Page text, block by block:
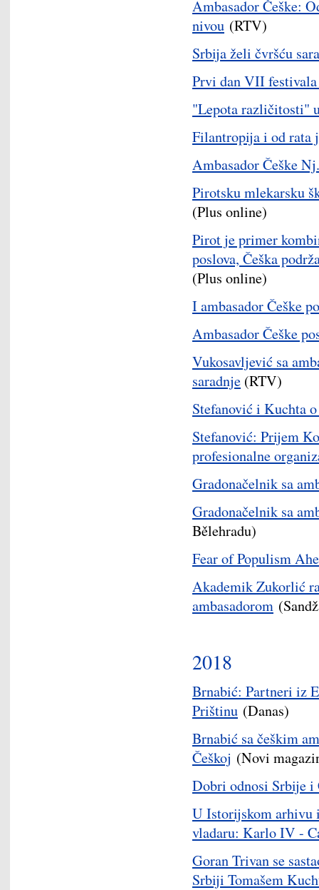
Ambasador Češke:
nivou (RTV)
Srbija želi čvršću
Prvi dan VII
"Lepota različitosti"
Filantropija i od rata
Ambasador Češke
Pirotsku mlekarsku
(Plus online)
Pirot je primer
poslova, Češka
(Plus online)
I ambasador Češke
Ambasador Češke
Vukosavljević sa
saradnje (RTV)
Stefanović i Kuchta
Stefanović: Prijem
profesionalne
Gradonačelnik sa
Gradonačelnik sa
Bělehradu)
Fear of Populism
Akademik Zukorlić
ambasadorom
2018
Brnabić: Partneri iz
Prištinu (Danas)
Brnabić sa češkim
Češkoj (Novi
Dobri odnosi Srbije i
U Istorijskom arhivu
vladaru: Karlo IV -
Goran Trivan se
Srbiji Tomašem